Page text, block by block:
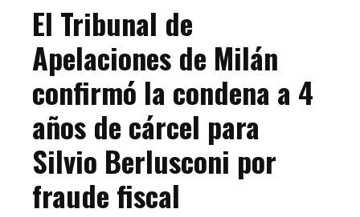
El Tribunal de
Apelaciones de Milán
confirmó la condena a 4
años de cárcel para
Silvio Berlusconi por
fraude fiscal